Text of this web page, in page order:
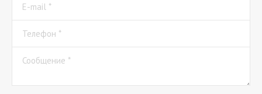
E-mail *
Телефон *
Сообщение *